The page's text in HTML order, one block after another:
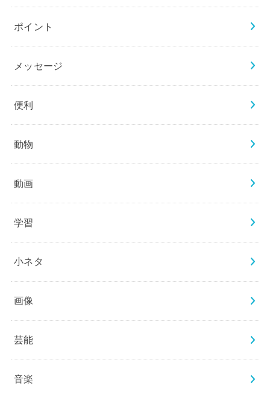
ポイント
メッセージ
便利
動物
動画
学習
小ネタ
画像
芸能
音楽